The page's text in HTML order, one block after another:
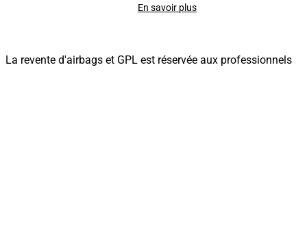
En savoir plus
La revente d'airbags et GPL est réservée aux professionnels